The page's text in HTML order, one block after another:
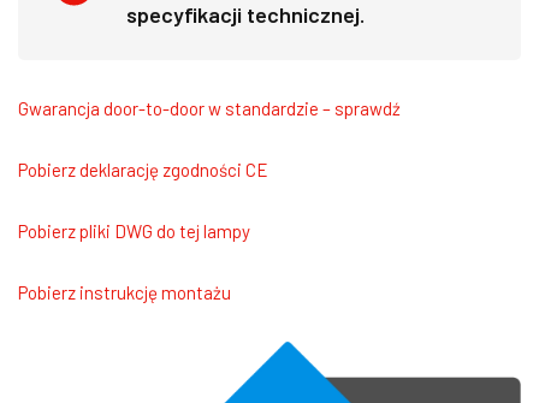
specyfikacji technicznej.
Gwarancja door-to-door w standardzie – sprawdź
Pobierz deklarację zgodności CE
Pobierz pliki DWG do tej lampy
Pobierz instrukcję montażu